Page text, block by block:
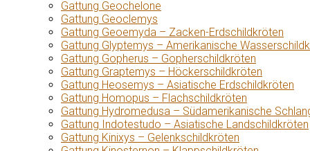
Gattung Geochelone
Gattung Geoclemys
Gattung Geoemyda – Zacken-Erdschildkröten
Gattung Glyptemys – Amerikanische
Gattung Gopherus – Gopherschildkröten
Gattung Graptemys – Höckerschildkröten
Gattung Heosemys – Asiatische Erdschildkröten
Gattung Homopus – Flachschildkröten
Gattung Hydromedusa – Südamerikanische
Gattung Indotestudo – Asiatische Landschildkröten
Gattung Kinixys – Gelenkschildkröten